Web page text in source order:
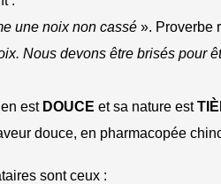
une noix non cassé ». Proverbe
Nous devons être brisés pour
est DOUCE et sa nature est
douce, en pharmacopée
sont ceux :